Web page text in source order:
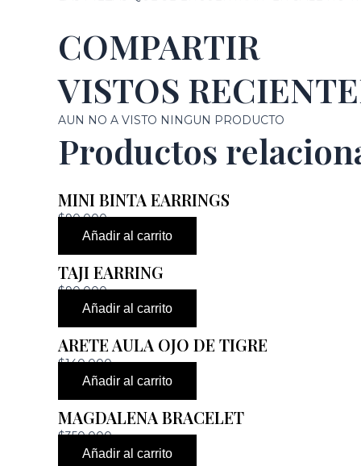
COMPARTIR
VISTOS
AUN NO A VISTO NINGUN PRODUCTO
Productos
MINI BINTA EARRINGS
$90,000
Añadir al carrito
TAJI EARRING
$90,000
Añadir al carrito
ARETE AULA OJO DE TIGRE
$140,000
Añadir al carrito
MAGDALENA BRACELET
$350,000
Añadir al carrito